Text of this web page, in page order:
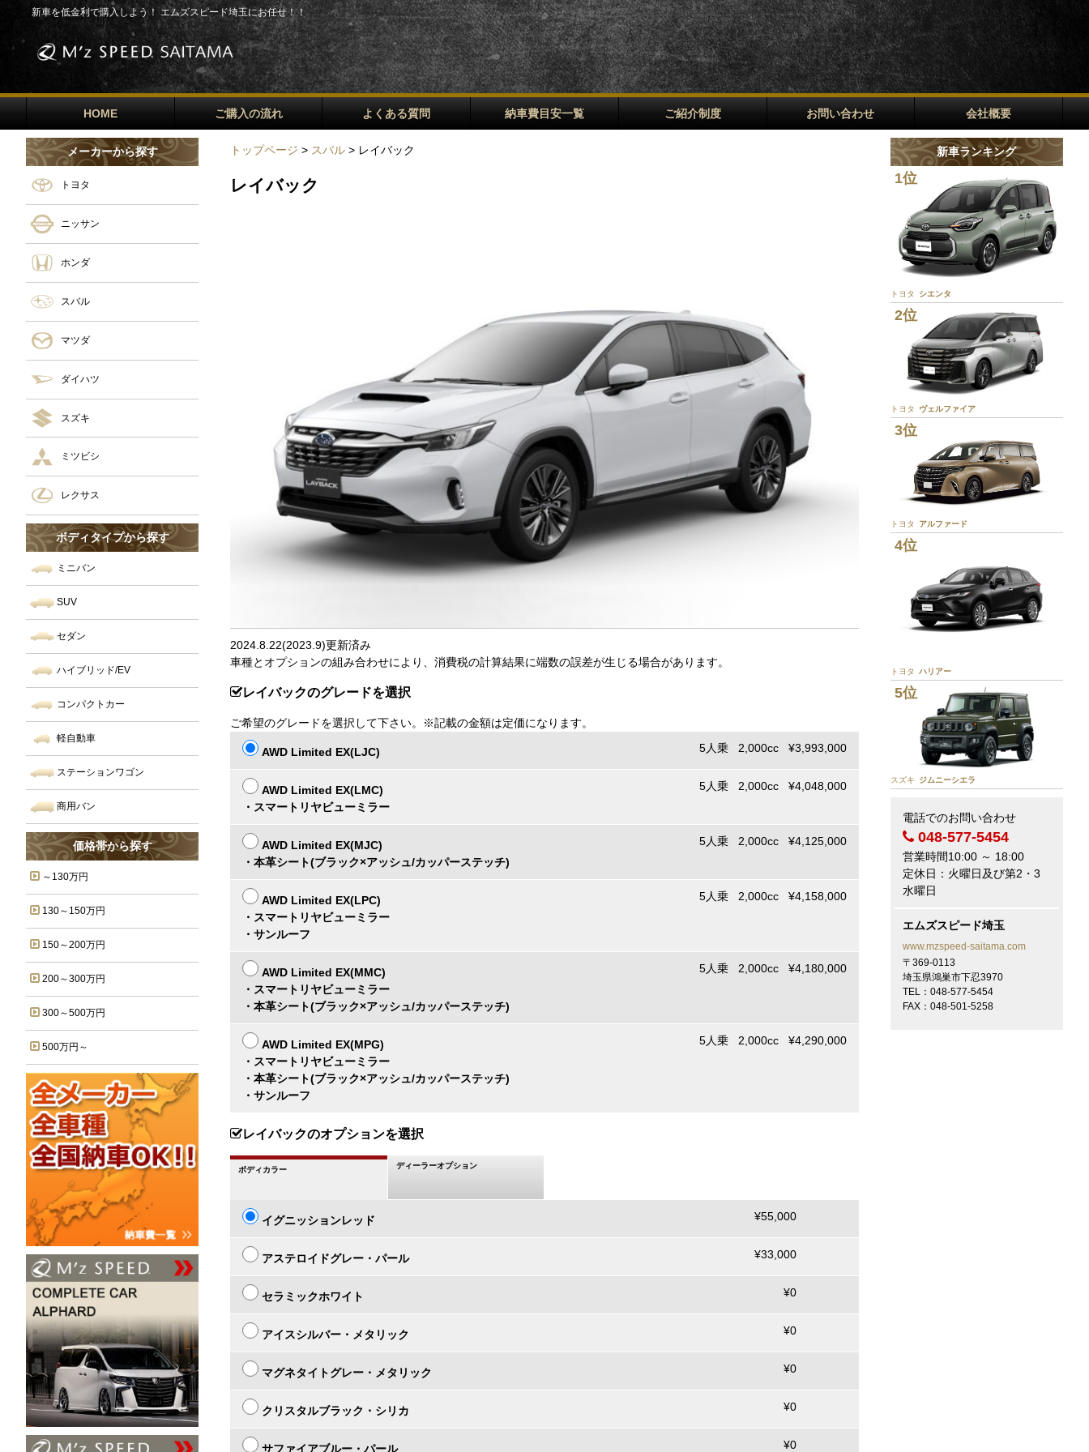
新車を低金利で購入しよう！ エムズスピード埼玉にお任せ！！
HOME ご購入の流れ よくある質問 納車費目安一覧 ご紹介制度 お問い合わせ 会社概要
メーカーから探す
トヨタ
ニッサン
ホンダ
スバル
マツダ
ダイハツ
スズキ
ミツビシ
レクサス
ボディタイプから探す
ミニバン
SUV
セダン
ハイブリッド/EV
コンパクトカー
軽自動車
ステーションワゴン
商用バン
価格帯から探す
～130万円
130～150万円
150～200万円
200～300万円
300～500万円
500万円～
トップページ > スバル> レイバック
レイバック
2024.8.22(2023.9)更新済み
車種とオプションの組み合わせにより、消費税の計算結果に端数の誤差が生じる場合があります。
レイバックのグレードを選択
ご希望のグレードを選択して下さい。※記載の金額は定価になります。
AWD Limited EX(LJC) 5人乗 2,000cc ¥3,993,000
AWD Limited EX(LMC)
・スマートリヤビューミラー
5人乗 2,000cc ¥4,048,000
AWD Limited EX(MJC)
・本革シート(ブラック×アッシュ/カッパーステッチ)
5人乗 2,000cc ¥4,125,000
AWD Limited EX(LPC)
・スマートリヤビューミラー
・サンルーフ
5人乗 2,000cc ¥4,158,000
AWD Limited EX(MMC)
・スマートリヤビューミラー
・本革シート(ブラック×アッシュ/カッパーステッチ)
5人乗 2,000cc ¥4,180,000
AWD Limited EX(MPG)
・スマートリヤビューミラー
・本革シート(ブラック×アッシュ/カッパーステッチ)
・サンルーフ
5人乗 2,000cc ¥4,290,000
レイバックのオプションを選択
ボディカラー ディーラーオプション
イグニッションレッド ¥55,000
アステロイドグレー・パール ¥33,000
セラミックホワイト ¥0
アイスシルバー・メタリック ¥0
マグネタイトグレー・メタリック ¥0
クリスタルブラック・シリカ ¥0
サファイアブルー・パール ¥0
新車ランキング
1位
トヨタ シエンタ
2位
トヨタ ヴェルファイア
3位
トヨタ アルファード
4位
トヨタ ハリアー
5位
スズキ ジムニーシエラ
電話でのお問い合わせ
048-577-5454
営業時間10:00 ～ 18:00
定休日：火曜日及び第2・3
水曜日
エムズスピード埼玉
www.mzspeed-saitama.com
〒369-0113
埼玉県鴻巣市下忍3970
TEL：048-577-5454
FAX：048-501-5258